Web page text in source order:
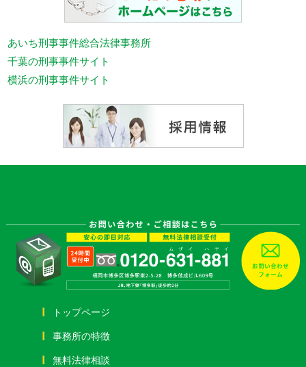
あいち刑事事件総合法律事務所
千葉の刑事事件サイト
横浜の刑事事件サイト
トップページ
事務所の特徴
無料法律相談